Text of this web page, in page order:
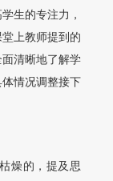
生的专注力，
上教师提到的
清晰地了解学
情况调整接下
燥的，提及思